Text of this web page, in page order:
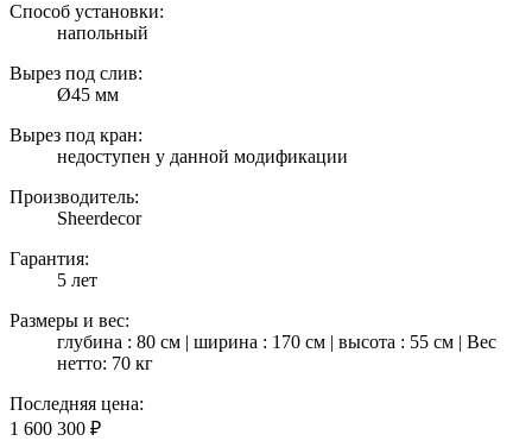
Способ установки:
напольный
Вырез под слив:
Ø45 мм
Вырез под кран:
недоступен у данной модификации
Производитель:
Sheerdecor
Гарантия:
5 лет
Размеры и вес:
глубина : 80 см | ширина : 170 см | высота : 55 см | Вес
нетто: 70 кг
Последняя цена:
1 600 300 ₽